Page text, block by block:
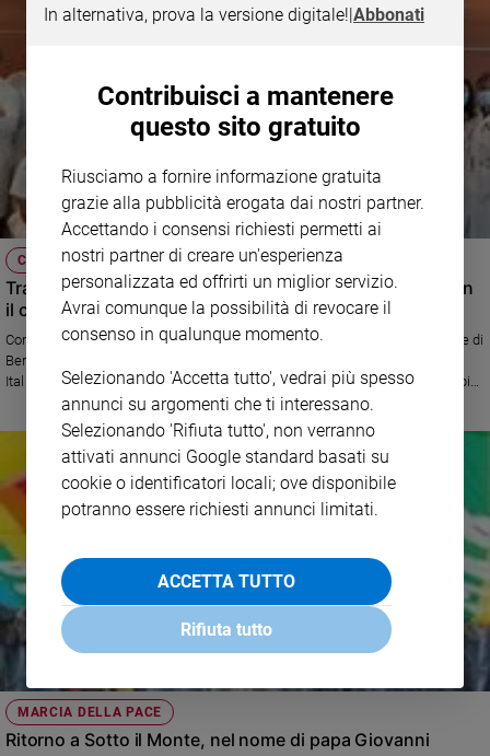
del cardinale Marcello Semeraro, prefetto del Dicastero delle cause dei
CARDIOCHIRURGIA
Trapianto numero mille: il Papa Giovanni XXIII riparte con
il cuore
Con l'intervento eseguito sabato scorso su un uomo di 63 anni, l'ospedale di
Bergamo ha raggiunto un grande traguardo e si attesta al quinto posto in
Italia per numero di trapianti eseguiti (venti nel 2019). Un evento ancora più
significativo in un momento di rinascita della struttura sanitaria, dopo i
difficili mesi dell'emergenza Covid-19 che ha travolto la città lombarda.
MARCIA DELLA PACE
Ritorno a Sotto il Monte, nel nome di papa Giovanni
In alternativa, prova la versione digitale!|Abbonati
Contribuisci a mantenere
questo sito gratuito
Riusciamo a fornire informazione gratuita
grazie alla pubblicità erogata dai nostri partner.
Accettando i consensi richiesti permetti ai
nostri partner di creare un'esperienza
personalizzata ed offrirti un miglior servizio.
Avrai comunque la possibilità di revocare il
consenso in qualunque momento.
Selezionando 'Accetta tutto', vedrai più spesso
annunci su argomenti che ti interessano.
Selezionando 'Rifiuta tutto', non verranno
attivati annunci Google standard basati su
cookie o identificatori locali; ove disponibile
potranno essere richiesti annunci limitati.
ACCETTA TUTTO
Rifiuta tutto